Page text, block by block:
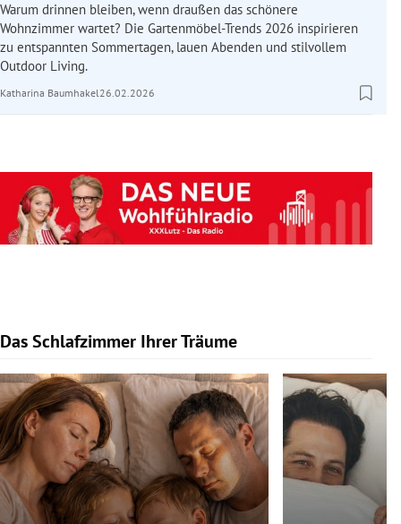
Warum drinnen bleiben, wenn draußen das schönere
Wohnzimmer wartet? Die Gartenmöbel-Trends 2026 inspirieren
zu entspannten Sommertagen, lauen Abenden und stilvollem
Outdoor Living.
Katharina Baumhakel26.02.2026
Das Schlafzimmer Ihrer Träume
Slide 1 von 10